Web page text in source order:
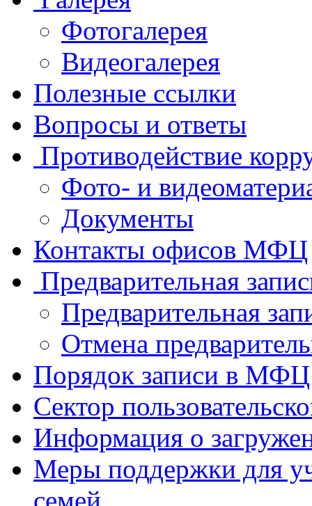
Фотогалерея
Видеогалерея
Полезные ссылки
Вопросы и ответы
Противодействие
Фото- и
Документы
Контакты офисов МФЦ
Предварительная
Предварительная
Отмена
Порядок записи в МФЦ
Сектор
Информация о
Меры поддержки для